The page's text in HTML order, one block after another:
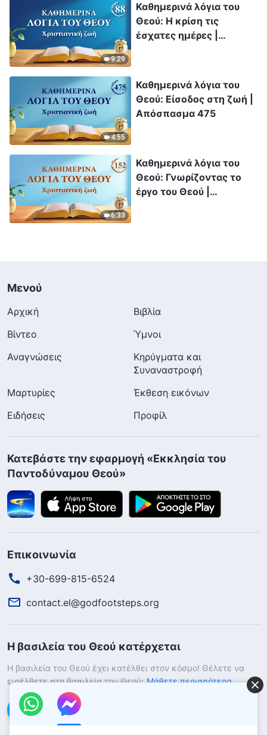
9:29
Καθημερινά λόγια του
Θεού: Η κρίση τις
έσχατες ημέρες |
4:55
Καθημερινά λόγια του
Θεού: Είσοδος στη ζωή |
Απόσπασμα 475
6:33
Καθημερινά λόγια του
Θεού: Γνωρίζοντας το
έργο του Θεού |
Μενού
Αρχική
Βιβλία
Βίντεο
Ύμνοι
Αναγνώσεις
Κηρύγματα και
Συναναστροφή
Μαρτυρίες
Έκθεση εικόνων
Ειδήσεις
Προφίλ
Κατεβάστε την εφαρμογή «Εκκλησία του
Παντοδύναμου Θεού»
Επικοινωνία
+30-699-815-6524
contact.el@godfootsteps.org
Η βασιλεία του Θεού κατέρχεται
Η βασιλεία του Θεού έχει κατέλθει στον κόσμο! Θέλετε να
εισέλθετε στη βασιλεία του Θεού; Μάθετε περισσότερα
Επικοινωνήστε μαζί μας μέσω Messenger